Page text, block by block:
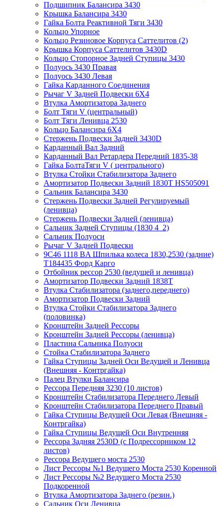
Подшипник Балансира 3430
Крышка Балансира 3430
Гайка Болта Реактивной Тяги 3430
Кольцо Упорное
Кольцо Резиновое Корпуса Саттелитов (2)
Крышка Корпуса Саттелитов 3430D
Кольцо Стопорное Задней Ступицы 3430
Полуось 3430 Правая
Полуось 3430 Левая
Гайка Карданного Соединения
Рычаг V Задней Подвески 6X4
Втулка Амортизатора Заднего
Болт Тяги V (центральный)
Болт Тяги Ленивца 2530
Кольцо Балансира 6X4
Стержень Подвески Задней 3430D
Карданный Вал Задний
Карданный Вал Ретардера Передний 1835-38
Гайка БолтаТяги V ( центрального)
Втулка Стойки Стабилизатора Заднего
Амортизатор Подвески Задний 1830Т HS505091
Сальник Балансира 3430
Стержень Подвески Задней Регулируемый
(ленивца)
Стержень Подвески Задней (ленивца)
Сальник Задней Ступицы (1830 4_2)
Сальник Полуоси
Рычаг V Задней Подвески
9C46 1118 BA Шпилька колеса 1830,2530 (задние)
T184435 Форд Карго
Отбойник рессор 2530 (ведущей и ленивца)
Амортизатор Подвески Задний 1838Т
Втулка Стабилизатора (заднего,переднего)
Амортизатор Подвески Задний
Втулка Стойки Стабилизатора Заднего
(половинка)
Кронштейн Задней Рессоры
Кронштейн Задней Рессоры (ленивца)
Пластина Сальника Полуоси
Стойка Стабилизатора Заднего
Гайка Ступицы Задней Оси Ведущей и Ленивца
(Внешняя - Контргайка)
Палец Втулки Балансира
Рессора Передняя 3230 (10 листов)
Кронштейн Стабилизатора Переднего Левый
Кронштейн Стабилизатора Переднего Правый
Гайка Ступицы Ведущей Оси Левая (Внешняя -
Контргайка)
Гайка Ступицы Ведущей Оси Внутренняя
Рессора Задняя 2530D (с Подрессорником 12
листов)
Рессора Ведущего моста 2530
Лист Рессоры №1 Ведущего Моста 2530 Коренной
Лист Рессоры №2 Ведущего Моста 2530
Подкоренной
Втулка Амортизатора Заднего (резин.)
Сальник Оси Ленивца